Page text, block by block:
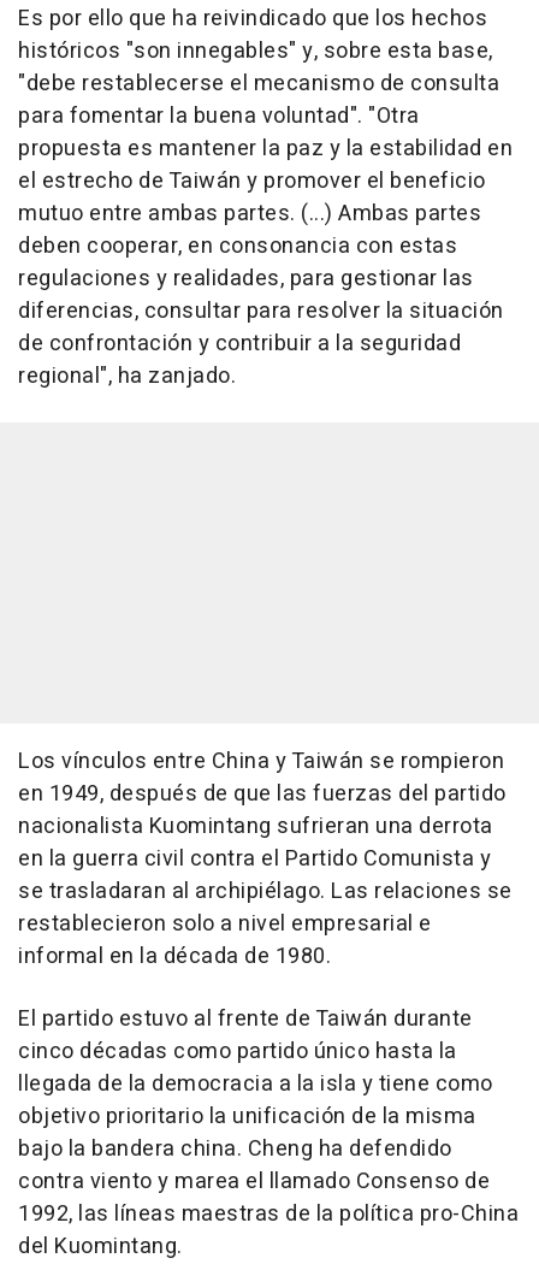
Es por ello que ha reivindicado que los hechos
históricos "son innegables" y, sobre esta base,
"debe restablecerse el mecanismo de consulta
para fomentar la buena voluntad". "Otra
propuesta es mantener la paz y la estabilidad en
el estrecho de Taiwán y promover el beneficio
mutuo entre ambas partes. (...) Ambas partes
deben cooperar, en consonancia con estas
regulaciones y realidades, para gestionar las
diferencias, consultar para resolver la situación
de confrontación y contribuir a la seguridad
regional", ha zanjado.
Los vínculos entre China y Taiwán se rompieron
en 1949, después de que las fuerzas del partido
nacionalista Kuomintang sufrieran una derrota
en la guerra civil contra el Partido Comunista y
se trasladaran al archipiélago. Las relaciones se
restablecieron solo a nivel empresarial e
informal en la década de 1980.
El partido estuvo al frente de Taiwán durante
cinco décadas como partido único hasta la
llegada de la democracia a la isla y tiene como
objetivo prioritario la unificación de la misma
bajo la bandera china. Cheng ha defendido
contra viento y marea el llamado Consenso de
1992, las líneas maestras de la política pro-China
del Kuomintang.